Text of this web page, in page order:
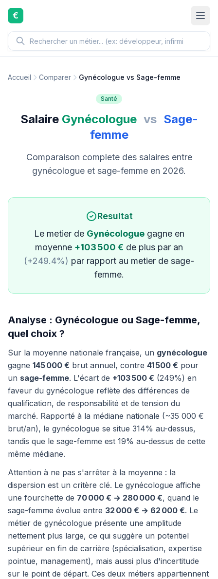
Aller au contenu principal
€
Accueil Comparer Gynécologue vs Sage-femme
Santé
Salaire Gynécologue vs Sage-
femme
Comparaison complete des salaires entre
gynécologue et sage-femme en 2026.
Resultat
Le metier de Gynécologuegagne en
moyenne +103 500 € de plus par an
(+249.4%) par rapport au metier de sage-
femme.
Analyse : Gynécologue ou Sage-femme,
quel choix ?
Sur la moyenne nationale française, un gynécologue
gagne 145 000 € brut annuel, contre 41 500 € pour
un sage-femme. L'écart de +103 500 € (249%) en
faveur du gynécologue reflète des différences de
qualification, de responsabilité et de tension du
marché. Rapporté à la médiane nationale (~35 000 €
brut/an), le gynécologue se situe 314% au-dessus,
tandis que le sage-femme est 19% au-dessus de cette
même médiane.
Attention à ne pas s'arrêter à la moyenne : la
dispersion est un critère clé. Le gynécologue affiche
une fourchette de 70 000 € → 280 000 €, quand le
sage-femme évolue entre 32 000 € → 62 000 €. Le
métier de gynécologue présente une amplitude
nettement plus large, ce qui suggère un potentiel
supérieur en fin de carrière (spécialisation, expertise
pointue, management), mais aussi plus d'incertitude
sur le point de départ. Ces deux métiers appartiennent